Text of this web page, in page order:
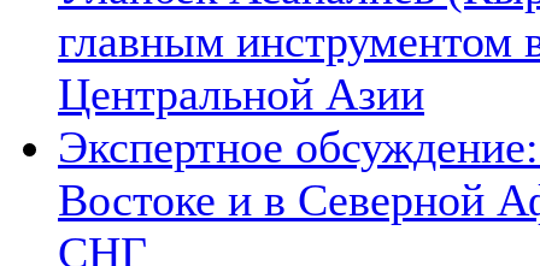
главным инструментом
Центральной Азии
Экспертное
Востоке и в Северной
СНГ